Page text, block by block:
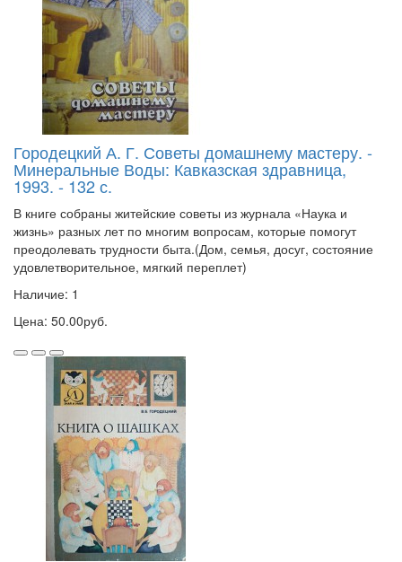
Городецкий А. Г. Советы домашнему мастеру. -
Минеральные Воды: Кавказская здравница,
1993. - 132 с.
В книге собраны житейские советы из журнала «Наука и
жизнь» разных лет по многим вопросам, которые помогут
преодолевать трудности быта.(Дом, семья, досуг, состояние
удовлетворительное, мягкий переплет)
Наличие: 1
Цена: 50.00руб.